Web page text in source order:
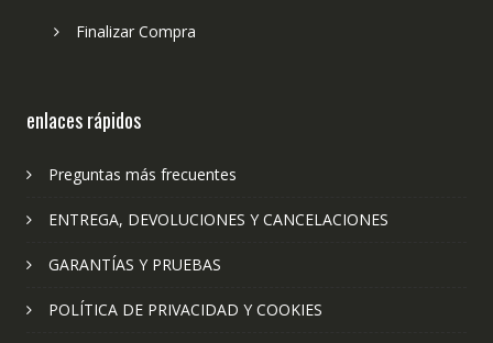
Finalizar Compra
enlaces rápidos
Preguntas más frecuentes
ENTREGA, DEVOLUCIONES Y CANCELACIONES
GARANTÍAS Y PRUEBAS
POLÍTICA DE PRIVACIDAD Y COOKIES